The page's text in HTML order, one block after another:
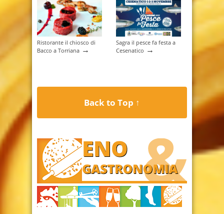
Ristorante il chiosco di
Bacco a Torriana →
Sagra il pesce fa festa a
Cesenatico →
Back to Top ↑